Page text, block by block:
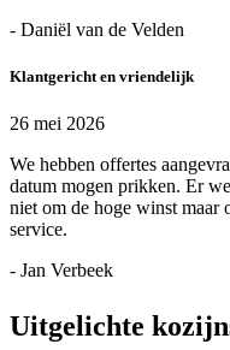
- Daniël van de Velden
Klantgericht en vriendelijk
26 mei 2026
We hebben offertes
datum mogen prikken. Er
niet om de hoge winst maar
service.
- Jan Verbeek
Uitgelichte